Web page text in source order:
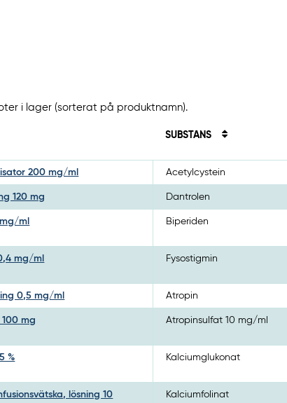
i lager (sorterat på produktnamn).
SUBSTANS
200 mg/ml Acetylcystein
120 mg Dantrolen
ml Biperiden
mg/ml Fysostigmin
0,5 mg/ml Atropin
mg Atropinsulfat 10 mg/ml
% Kalciumglukonat
lösning 10
Kalciumfolinat